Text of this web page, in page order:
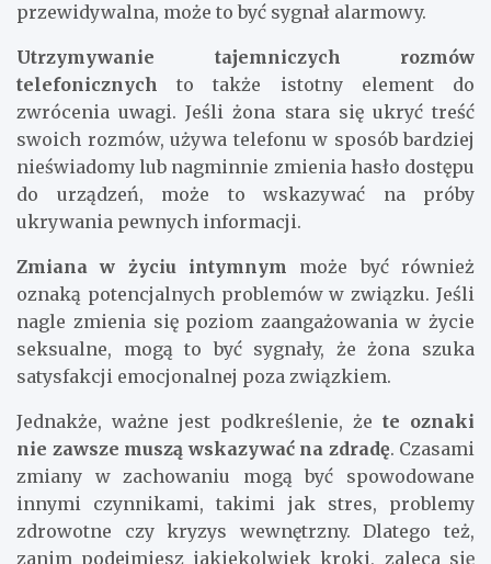
przewidywalna, może to być sygnał alarmowy.
Utrzymywanie tajemniczych rozmów
telefonicznych to także istotny element do
zwrócenia uwagi. Jeśli żona stara się ukryć treść
swoich rozmów, używa telefonu w sposób bardziej
nieświadomy lub nagminnie zmienia hasło dostępu
do urządzeń, może to wskazywać na próby
ukrywania pewnych informacji.
Zmiana w życiu intymnym może być również
oznaką potencjalnych problemów w związku. Jeśli
nagle zmienia się poziom zaangażowania w życie
seksualne, mogą to być sygnały, że żona szuka
satysfakcji emocjonalnej poza związkiem.
Jednakże, ważne jest podkreślenie, że te oznaki
nie zawsze muszą wskazywać na zdradę. Czasami
zmiany w zachowaniu mogą być spowodowane
innymi czynnikami, takimi jak stres, problemy
zdrowotne czy kryzys wewnętrzny. Dlatego też,
zanim podejmiesz jakiekolwiek kroki, zaleca się